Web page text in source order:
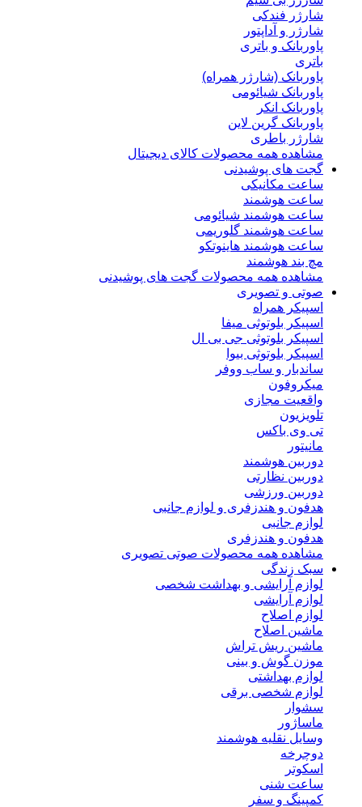
شارژر فندکی
شارژر و آداپتور
پاوربانک و باتری
باتری
پاوربانک (شارژر همراه)
پاوربانک شیائومی
پاوربانک انکر
پاوربانک گرین لاین
شارژر باطری
مشاهده همه محصولات کالای دیجیتال
گجت های پوشیدنی
ساعت مکانیکی
ساعت هوشمند
ساعت هوشمند شیائومی
ساعت هوشمند گلوریمی
ساعت هوشمند هاینوتکو
مچ بند هوشمند
مشاهده همه محصولات گجت های پوشیدنی
صوتی و تصویری
اسپیکر همراه
اسپیکر بلوتوثی میفا
اسپیکر بلوتوثی جی بی ال
اسپیکر بلوتوثی بیوا
ساندبار و ساب ووفر
میکروفون
واقعیت مجازی
تلویزیون
تی وی باکس
مانیتور
دوربین هوشمند
دوربین نظارتی
دوربین ورزشی
هدفون و هندزفری و لوازم جانبی
لوازم جانبی
هدفون و هندزفری
مشاهده همه محصولات صوتی تصویری
سبک زندگی
لوازم آرایشی و بهداشت شخصی
لوازم آرایشی
لوازم اصلاح
ماشین اصلاح
ماشین ریش تراش
موزن گوش و بینی
لوازم بهداشتی
لوازم شخصی برقی
سشوار
ماساژور
وسایل نقلیه هوشمند
دوچرخه
اسکوتر
ساعت شنی
کمپینگ و سفر